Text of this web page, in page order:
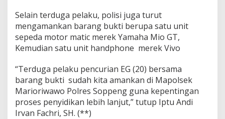
Selain terduga pelaku, polisi juga turut
mengamankan barang bukti berupa satu unit
sepeda motor matic merek Yamaha Mio GT,
Kemudian satu unit handphone merek Vivo
“Terduga pelaku pencurian EG (20) bersama
barang bukti sudah kita amankan di Mapolsek
Marioriwawo Polres Soppeng guna kepentingan
proses penyidikan lebih lanjut,” tutup Iptu Andi
Irvan Fachri, SH. (**)